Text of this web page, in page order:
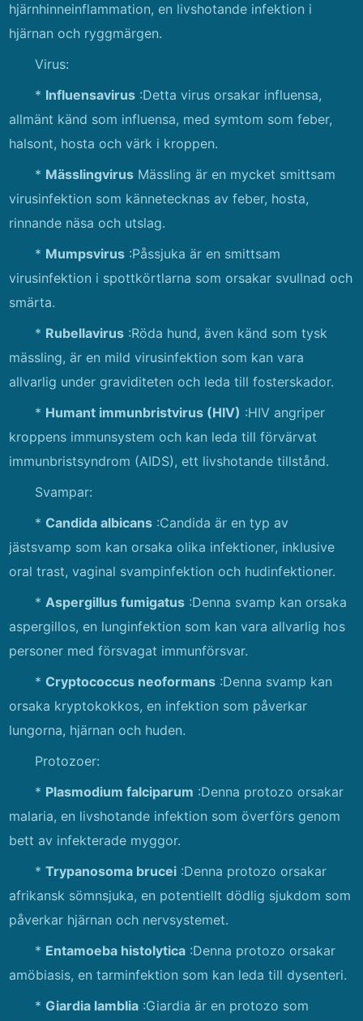
hjärnhinneinflammation, en livshotande infektion i
hjärnan och ryggmärgen.
Virus:
* Influensavirus :Detta virus orsakar influensa,
allmänt känd som influensa, med symtom som feber,
halsont, hosta och värk i kroppen.
* Mässlingvirus Mässling är en mycket smittsam
virusinfektion som kännetecknas av feber, hosta,
rinnande näsa och utslag.
* Mumpsvirus :Påssjuka är en smittsam
virusinfektion i spottkörtlarna som orsakar svullnad och
smärta.
* Rubellavirus :Röda hund, även känd som tysk
mässling, är en mild virusinfektion som kan vara
allvarlig under graviditeten och leda till fosterskador.
* Humant immunbristvirus (HIV) :HIV angriper
kroppens immunsystem och kan leda till förvärvat
immunbristsyndrom (AIDS), ett livshotande tillstånd.
Svampar:
* Candida albicans :Candida är en typ av
jästsvamp som kan orsaka olika infektioner, inklusive
oral trast, vaginal svampinfektion och hudinfektioner.
*Aspergillus fumigatus :Denna svamp kan orsaka
aspergillos, en lunginfektion som kan vara allvarlig hos
personer med försvagat immunförsvar.
* Cryptococcus neoformans :Denna svamp kan
orsaka kryptokokkos, en infektion som påverkar
lungorna, hjärnan och huden.
Protozoer:
* Plasmodium falciparum :Denna protozo orsakar
malaria, en livshotande infektion som överförs genom
bett av infekterade myggor.
*Trypanosoma brucei :Denna protozo orsakar
afrikansk sömnsjuka, en potentiellt dödlig sjukdom som
påverkar hjärnan och nervsystemet.
* Entamoeba histolytica :Denna protozo orsakar
amöbiasis, en tarminfektion som kan leda till dysenteri.
* Giardia lamblia :Giardia är en protozo som